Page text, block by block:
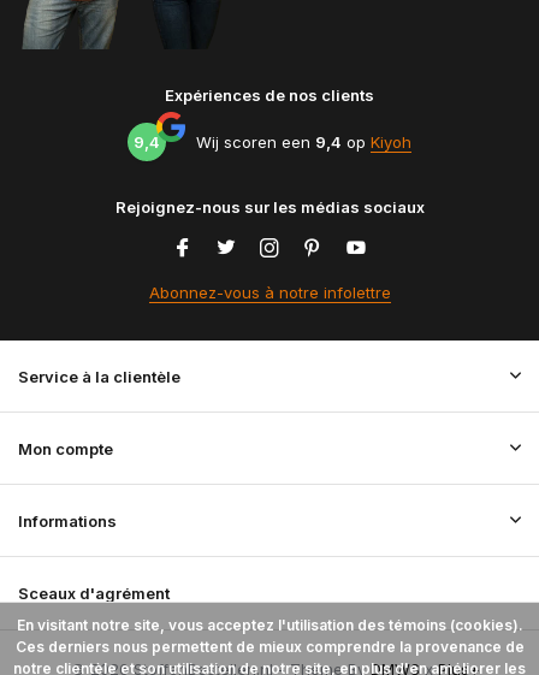
Expériences de nos clients
9,4 Wij scoren een 9,4 op Kiyoh
Rejoignez-nous sur les médias sociaux
Abonnez-vous à notre infolettre
Service à la clientèle
Mon compte
Informations
Sceaux d'agrément
© 2026 StoffenBestellen.nl - Theme ByDMWSxPlus+
En visitant notre site, vous acceptez l'utilisation des témoins (cookies).
Ces derniers nous permettent de mieux comprendre la provenance de
notre clientèle et son utilisation de notre site, en plus d'en améliorer les